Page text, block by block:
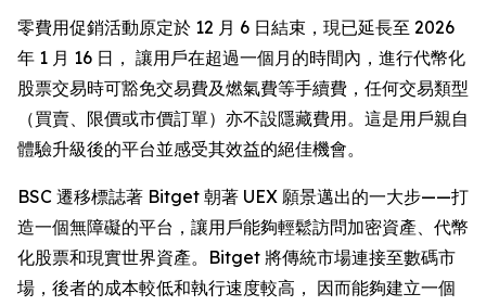
零費用促銷活動原定於 12 月 6 日結束，現已延長至 2026
年 1 月 16 日， 讓用戶在超過一個月的時間內，進行代幣化
股票交易時可豁免交易費及燃氣費等手續費，任何交易類型
（買賣、限價或市價訂單）亦不設隱藏費用。這是用戶親自
體驗升級後的平台並感受其效益的絕佳機會。
BSC 遷移標誌著 Bitget 朝著 UEX 願景邁出的一大步——打
造一個無障礙的平台，讓用戶能夠輕鬆訪問加密資產、代幣
化股票和現實世界資產。Bitget 將傳統市場連接至數碼市
場，後者的成本較低和執行速度較高， 因而能夠建立一個